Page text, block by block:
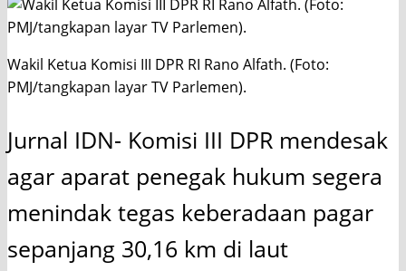
Wakil Ketua Komisi III DPR RI Rano Alfath. (Foto:
PMJ/tangkapan layar TV Parlemen).
Jurnal IDN- Komisi III DPR mendesak
agar aparat penegak hukum segera
menindak tegas keberadaan pagar
sepanjang 30,16 km di laut